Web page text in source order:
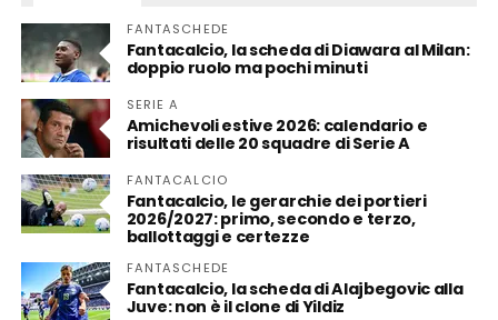
FANTASCHEDE
Fantacalcio, la scheda di Diawara al Milan:
doppio ruolo ma pochi minuti
SERIE A
Amichevoli estive 2026: calendario e
risultati delle 20 squadre di Serie A
FANTACALCIO
Fantacalcio, le gerarchie dei portieri
2026/2027: primo, secondo e terzo,
ballottaggi e certezze
FANTASCHEDE
Fantacalcio, la scheda di Alajbegovic alla
Juve: non è il clone di Yildiz